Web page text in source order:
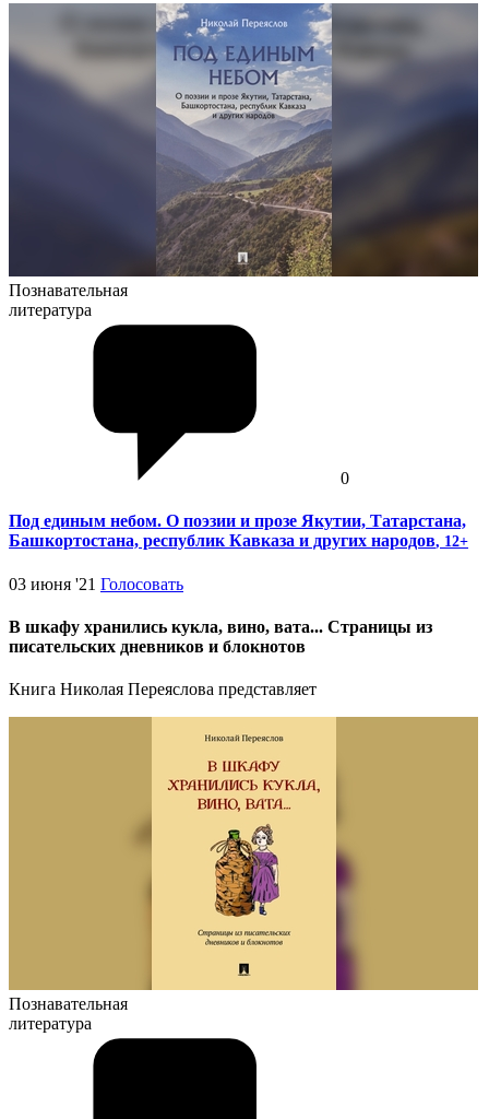
Познавательная
литература
0
Под единым небом. О поэзии и прозе Якутии, Татарстана,
Башкортостана, республик Кавказа и других народов, 12+
03 июня '21 Голосовать
В шкафу хранились кукла, вино, вата... Страницы из
писательских дневников и блокнотов
Книга Николая Переяслова представляет
Познавательная
литература